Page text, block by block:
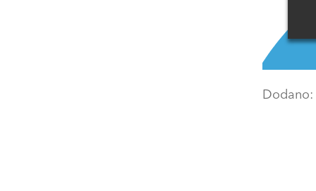
Dodano: